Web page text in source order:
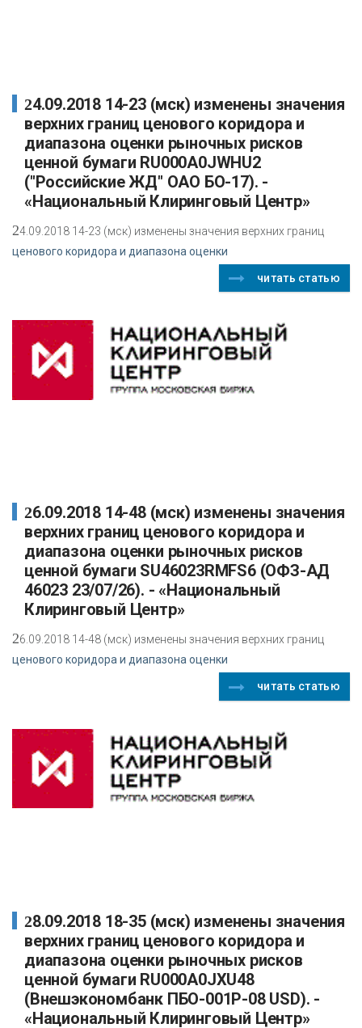
24.09.2018 14-23 (мск) изменены значения
верхних границ ценового коридора и
диапазона оценки рыночных рисков
ценной бумаги RU000A0JWHU2
("Российские ЖД" ОАО БО-17). -
«Национальный Клиринговый Центр»
24.09.2018 14-23 (мск) изменены значения верхних границ
ценового коридора и диапазона оценки
читать статью
26.09.2018 14-48 (мск) изменены значения
верхних границ ценового коридора и
диапазона оценки рыночных рисков
ценной бумаги SU46023RMFS6 (ОФЗ-АД
46023 23/07/26). - «Национальный
Клиринговый Центр»
26.09.2018 14-48 (мск) изменены значения верхних границ
ценового коридора и диапазона оценки
читать статью
28.09.2018 18-35 (мск) изменены значения
верхних границ ценового коридора и
диапазона оценки рыночных рисков
ценной бумаги RU000A0JXU48
(Внешэкономбанк ПБО-001Р-08 USD). -
«Национальный Клиринговый Центр»